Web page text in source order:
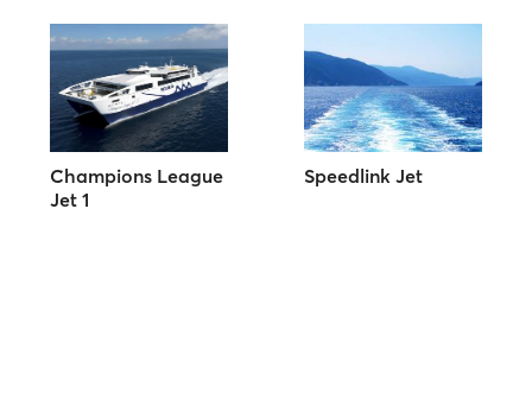
Champions League
Jet 1
Speedlink Jet